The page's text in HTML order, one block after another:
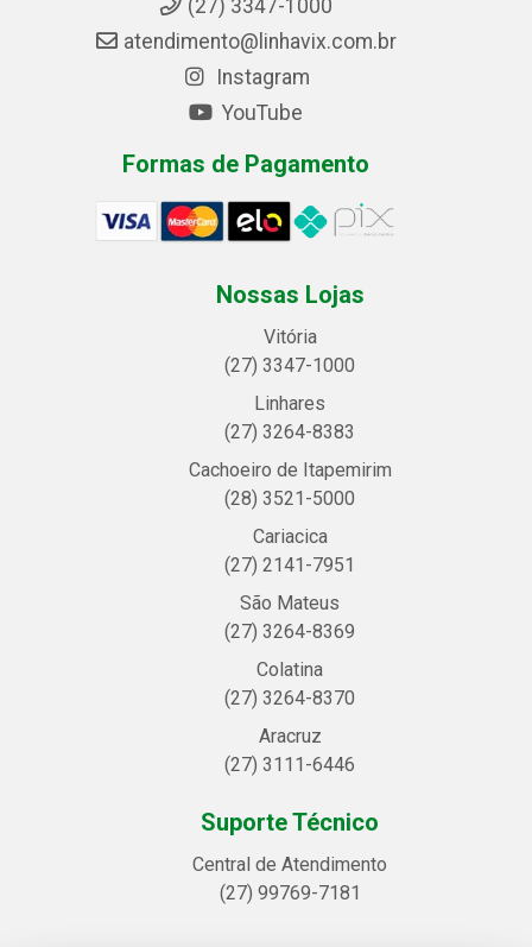
(27) 3347-1000
atendimento@linhavix.com.br
Instagram
YouTube
Formas de Pagamento
Nossas Lojas
Vitória
(27) 3347-1000
Linhares
(27) 3264-8383
Cachoeiro de Itapemirim
(28) 3521-5000
Cariacica
(27) 2141-7951
São Mateus
(27) 3264-8369
Colatina
(27) 3264-8370
Aracruz
(27) 3111-6446
Suporte Técnico
Central de Atendimento
(27) 99769-7181